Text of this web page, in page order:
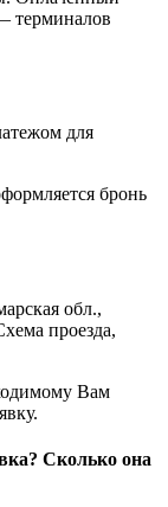
терминалов
для
бронь
обл.,
проезда,
Вам
Сколько она